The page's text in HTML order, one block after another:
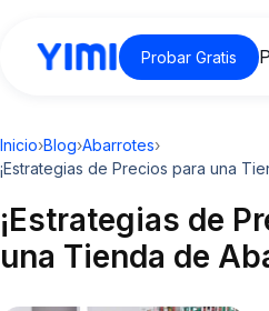
Probar Gratis
Inicio›Blog›Abarrotes›
¡Estrategias de Precios para una
¡Estrategias de
una Tienda de